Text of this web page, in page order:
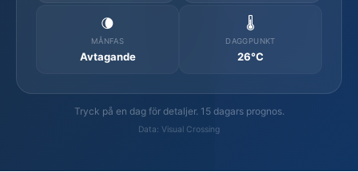
🌘
MÅNFAS
Avtagande
🌡️
DAGGPUNKT
26°C
Tryck på en dag för detaljer. 15 dagars prognos.
Data: Visual Crossing